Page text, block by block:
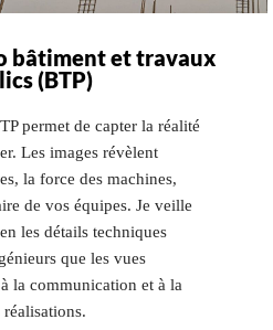
bâtiment et travaux
(BTP)
permet de capter la réalité
Les images révèlent
la force des machines,
de vos équipes. Je veille
les détails techniques
que les vues
la communication et à la